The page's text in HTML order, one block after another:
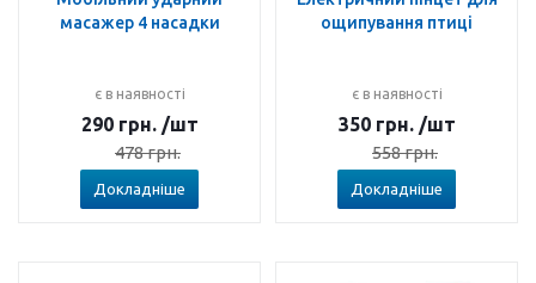
масажер 4 насадки
є в наявності
290 грн. /шт
478грн.
Докладніше
ощипування птиці
є в наявності
350 грн. /шт
558грн.
Докладніше